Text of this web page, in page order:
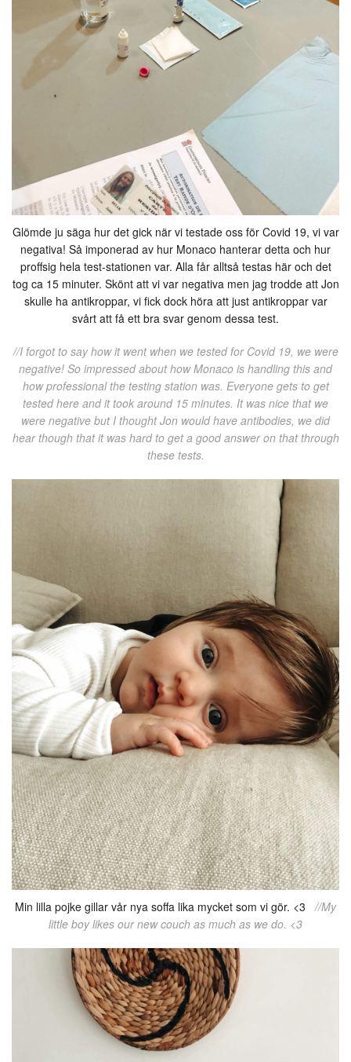
Glömde ju säga hur det gick när vi testade oss för Covid 19, vi var
negativa! Så imponerad av hur Monaco hanterar detta och hur
proffsig hela test-stationen var. Alla får alltså testas här och det
tog ca 15 minuter. Skönt att vi var negativa men jag trodde att Jon
skulle ha antikroppar, vi fick dock höra att just antikroppar var
svårt att få ett bra svar genom dessa test.
//I forgot to say how it went when we tested for Covid 19, we were
negative! So impressed about how Monaco is handling this and
how professional the testing station was. Everyone gets to get
tested here and it took around 15 minutes. It was nice that we
were negative but I thought Jon would have antibodies, we did
hear though that it was hard to get a good answer on that through
these tests.
Min lilla pojke gillar vår nya soffa lika mycket som vi gör. <3 //My
little boy likes our new couch as much as we do. <3